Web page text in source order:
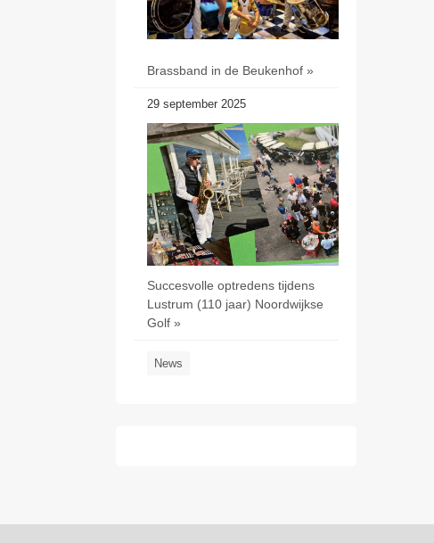
Brassband in de Beukenhof »
29 september 2025
Succesvolle optredens tijdens
Lustrum (110 jaar) Noordwijkse
Golf »
News